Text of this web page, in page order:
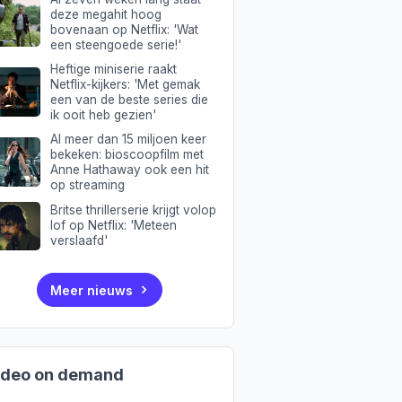
deze megahit hoog
bovenaan op Netflix: 'Wat
een steengoede serie!'
Heftige miniserie raakt
Netflix-kijkers: 'Met gemak
een van de beste series die
ik ooit heb gezien'
Al meer dan 15 miljoen keer
bekeken: bioscoopfilm met
Anne Hathaway ook een hit
op streaming
Britse thrillerserie krijgt volop
lof op Netflix: 'Meteen
verslaafd'
Meer nieuws
on demand